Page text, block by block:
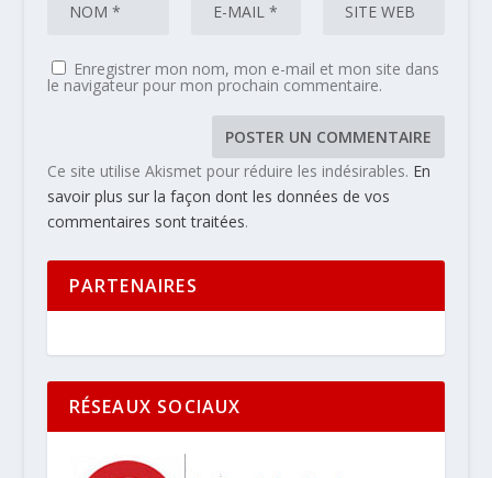
Enregistrer mon nom, mon e-mail et mon site dans
le navigateur pour mon prochain commentaire.
Ce site utilise Akismet pour réduire les indésirables. En
savoir plus sur la façon dont les données de vos
commentaires sont traitées.
PARTENAIRES
RÉSEAUX SOCIAUX